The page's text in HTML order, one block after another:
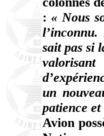
: « Nous
sait pas si
un
patience
Avion